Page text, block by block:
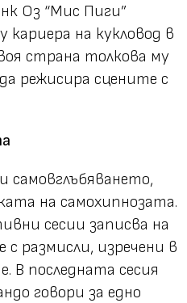
Оз “Мис Пиги”
на кукловод в
страна толкова му
режисира сцените с
на самохипнозата.
сесии записва на
с размисли, изречени в
В последната сесия
говори за едно